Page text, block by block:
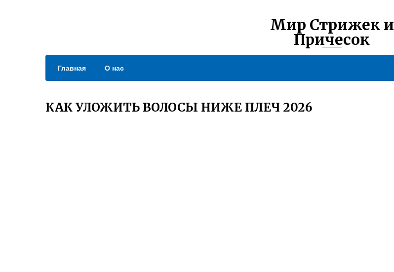
Мир Стрижек и
Причесок
Главная О нас
КАК УЛОЖИТЬ ВОЛОСЫ НИЖЕ ПЛЕЧ 2026